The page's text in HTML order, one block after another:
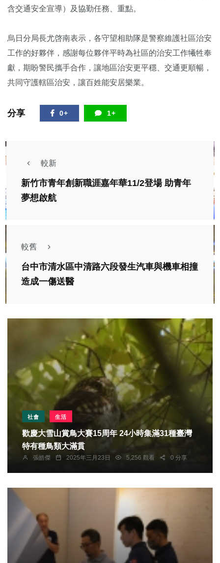
含交通安全宣導）及協勤任務、重點。
烏日分局長尤啓南表示，各守望相助隊是警察維護社區治安
工作的好夥伴，感謝每位夥伴平時為社區的治安工作犧牲奉
獻，期盼警民攜手合作，讓地區治安更平穩、交通更順暢，
共同守護轄區治安，讓百姓能安居樂業。
分享 0+ 1+
較新
新竹市青年創新職涯嘉年華11/2登場 助青年
夢想啟航
較舊
台中市清水區中清路六段發生汽車與機車相撞
造成一傷送醫
社會 生活
歡慶大雪山賞鳥大賽15周年 24小時集滿31種臺灣
特有種鳥類大滿貫
張皓傑 2025年三月23日 5,256 觀看 0 分享